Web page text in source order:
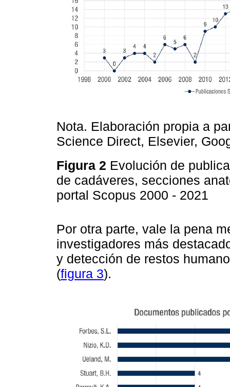
Nota. Elaboración propia a
Science Direct, Elsevier,
Figura 2 Evolución de
de cadáveres, secciones
portal Scopus 2000 - 2021
Por otra parte, vale la pena
investigadores más
y detección de restos
(figura 3).